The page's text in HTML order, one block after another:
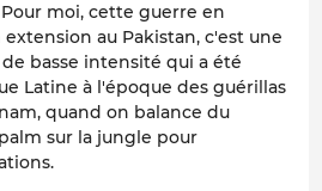
moi, cette guerre en
au Pakistan, c'est une
basse intensité qui a été
Latine à l'époque des guérillas
quand on balance du
sur la jungle pour